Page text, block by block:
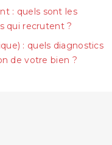
: quels sont les
qui recrutent ?
: quels diagnostics
de votre bien ?